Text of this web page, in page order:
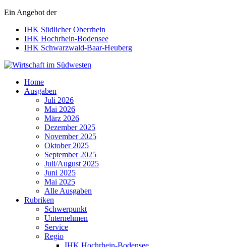
Ein Angebot der
IHK Südlicher Oberrhein
IHK Hochrhein-Bodensee
IHK Schwarzwald-Baar-Heuberg
Wirtschaft im Südwesten
Home
Ausgaben
Juli 2026
Mai 2026
März 2026
Dezember 2025
November 2025
Oktober 2025
September 2025
Juli/August 2025
Juni 2025
Mai 2025
Alle Ausgaben
Rubriken
Schwerpunkt
Unternehmen
Service
Regio
IHK Hochrhein-Bodensee